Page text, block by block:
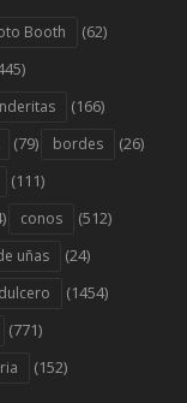
Booth (62)
(166)
(79) bordes (26)
(111)
conos (512)
uñas (24)
dulcero (1454)
(771)
(152)